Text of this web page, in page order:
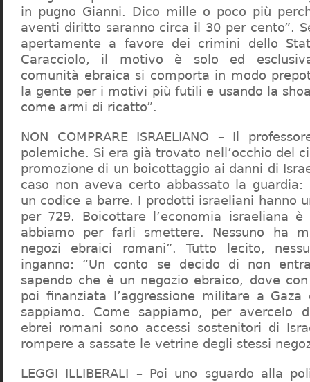
in pugno Gianni. Dico mille o poco più
aventi diritto saranno circa il 30 per cento”.
apertamente a favore dei crimini dello
Caracciolo, il motivo è solo ed
comunità ebraica si comporta in modo
la gente per i motivi più futili e usando la
come armi di ricatto”.
NON COMPRARE ISRAELIANO – Il
polemiche. Si era già trovato nell’occhio del
promozione di un boicottaggio ai danni di
caso non aveva certo abbassato la guardia:
un codice a barre. I prodotti israeliani hanno
per 729. Boicottare l’economia israeliana è
abbiamo per farli smettere. Nessuno ha
negozi ebraici romani”. Tutto lecito,
inganno: “Un conto se decido di non
sapendo che è un negozio ebraico, dove
poi finanziata l’aggressione militare a
sappiamo. Come sappiamo, per avercelo
ebrei romani sono accessi sostenitori di
rompere a sassate le vetrine degli stessi
LEGGI ILLIBERALI – Poi uno sguardo alla